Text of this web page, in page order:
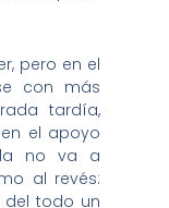
pero en el
con más
tardía,
el apoyo
no va a
al revés:
del todo un